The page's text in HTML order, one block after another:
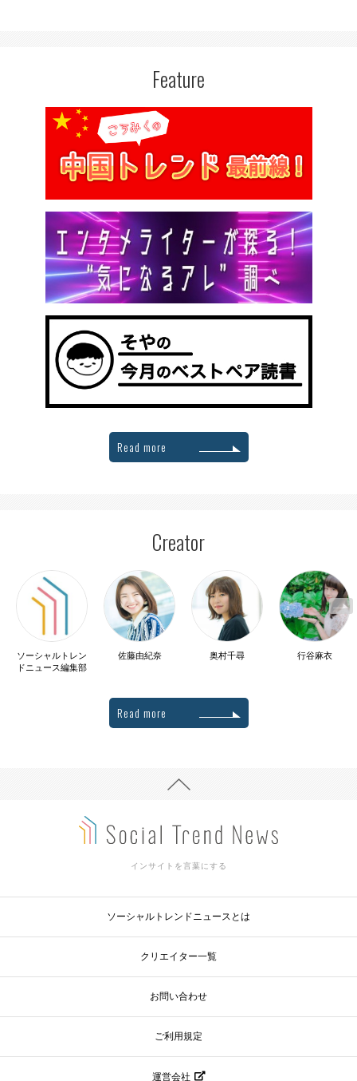
Feature
Read more
Creator
ソーシャルトレン
ドニュース編集部
佐藤由紀奈 奥村千尋 行谷麻衣
Read more
インサイトを言葉にする
ソーシャルトレンドニュースとは
クリエイター一覧
お問い合わせ
ご利用規定
運営会社